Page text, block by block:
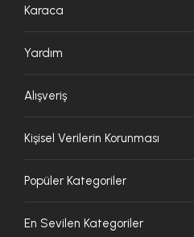
Karaca
Yardım
Alışveriş
Kişisel Verilerin Korunması
Popüler Kategoriler
En Sevilen Kategoriler